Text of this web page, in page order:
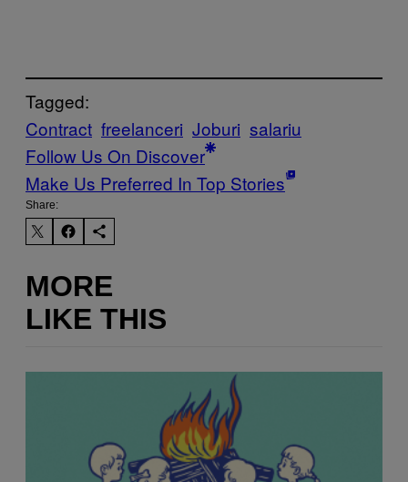
Tagged:
Contract freelanceri Joburi salariu
Follow Us On Discover
Make Us Preferred In Top Stories
Share:
MORE
LIKE THIS